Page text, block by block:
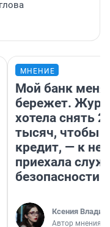
МНЕНИЕ
Мой банк меня
бережет.
хотела снять
тысяч, чтобы
кредит, — к
приехала
безопасности
Ксения
Автор мнения